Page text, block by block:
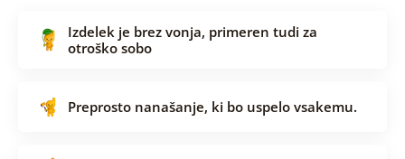
Izdelek je brez vonja, primeren tudi za
otroško sobo
Preprosto nanašanje, ki bo uspelo vsakemu.